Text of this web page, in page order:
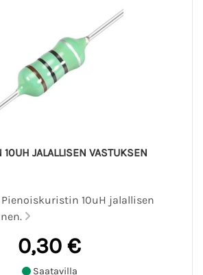
JALALLISEN VASTUKSEN
Pienoiskuristin 10uH jalallisen
0,30 €
Saatavilla